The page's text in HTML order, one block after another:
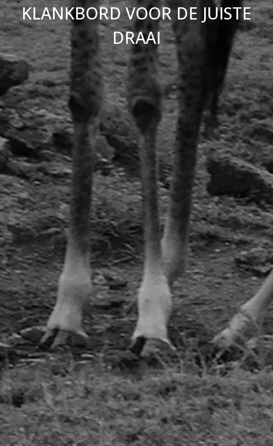
KLANKBORD VOOR DE JUISTE
DRAAI